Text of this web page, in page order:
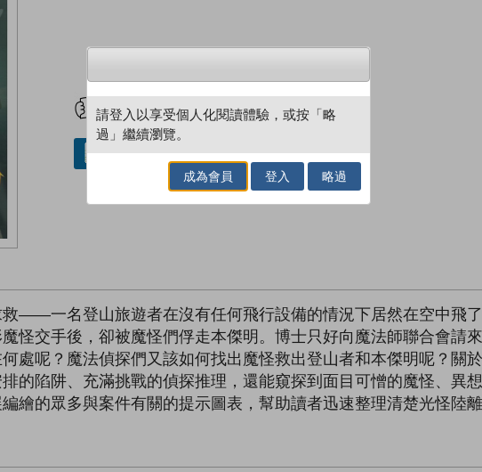
試閲 加入閱讀紀錄
借閱實體書
——一名登山旅遊者在沒有任何飛行設備的情況下居然在空中飛
怪交手後，卻被魔怪們俘走本傑明。博士只好向魔法師聯合會
處呢？魔法偵探們又該如何找出魔怪救出登山者和本傑明呢？關
的陷阱、充滿挑戰的偵探推理，還能窺探到面目可憎的魔怪、異
繪的眾多與案件有關的提示圖表，幫助讀者迅速整理清楚光怪陸
請登入以享受個人化閱讀體驗，或按「略
過」繼續瀏覽。
成為會員 登入 略過